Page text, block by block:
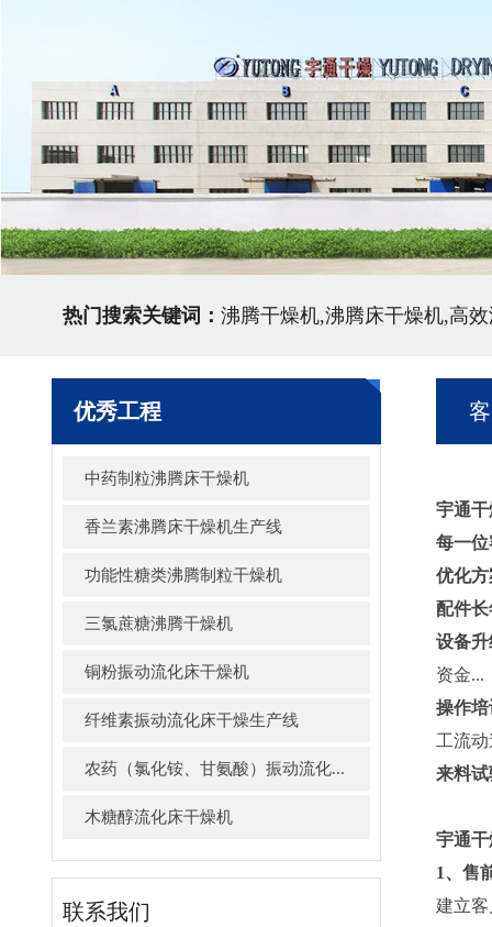
热门搜索关键词： 沸腾干燥机,沸腾床干燥机,高
优秀工程
中药制粒沸腾床干燥机
香兰素沸腾床干燥机生产线
功能性糖类沸腾制粒干燥机
三氯蔗糖沸腾干燥机
铜粉振动流化床干燥机
纤维素振动流化床干燥生产线
农药（氯化铵、甘氨酸）振动流化...
木糖醇流化床干燥机
联系我们
宇通
每一
优化
配件
设备
资金...
操作
工流
来料
宇通
1、售
建立